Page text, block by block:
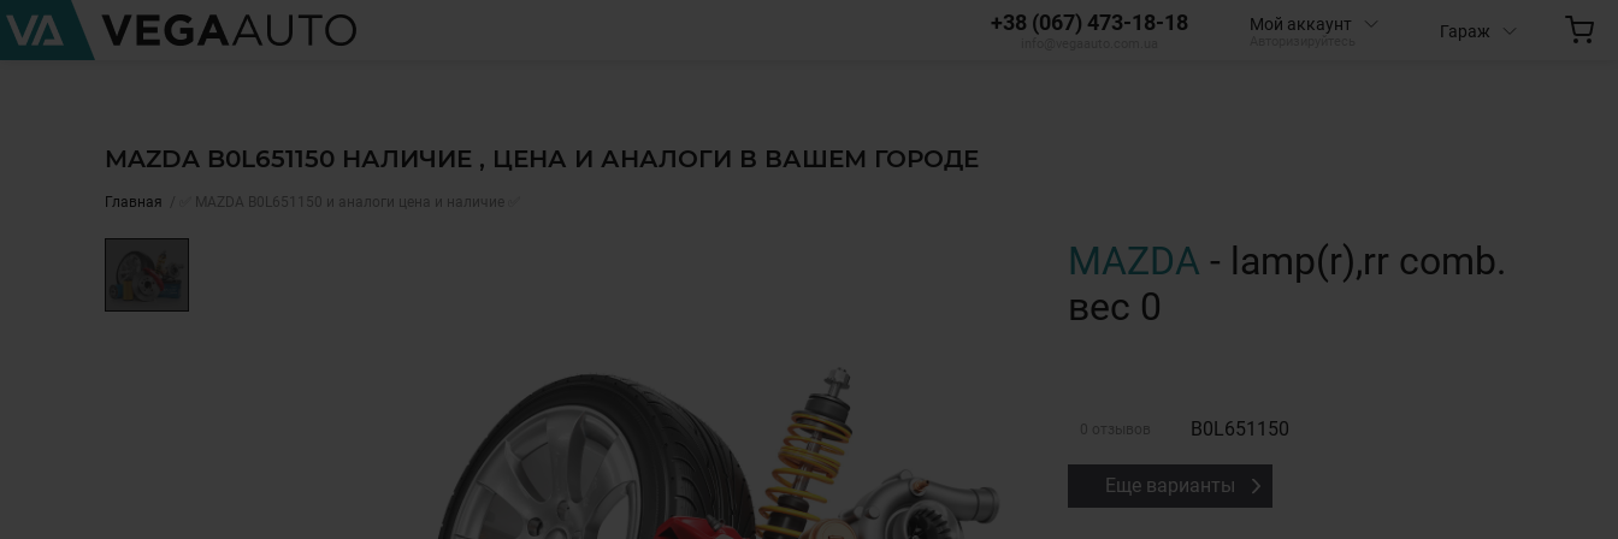
+38 (067) 473-18-18 Мой аккаунт Гараж
MAZDA B0L651150 НАЛИЧИЕ , ЦЕНА И АНАЛОГИ В ВАШЕМ ГОРОДЕ
Главная ✅ MAZDA B0L651150 и аналоги цена и наличие ✅
MAZDA - lamp(r),rr comb.
вес 0
0 отзывов B0L651150
Еще варианты